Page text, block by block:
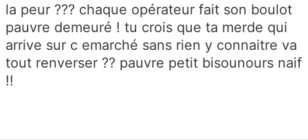
la peur ??? chaque opérateur fait son boulot
pauvre demeuré ! tu crois que ta merde qui
arrive sur c emarché sans rien y connaitre va
tout renverser ?? pauvre petit bisounours naif
!!